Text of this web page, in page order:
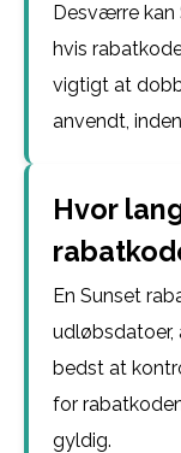
Desværre kan
hvis
vigtigt at
anvendt,
Hvor
En Sunset
bedst at
for
gyldig.